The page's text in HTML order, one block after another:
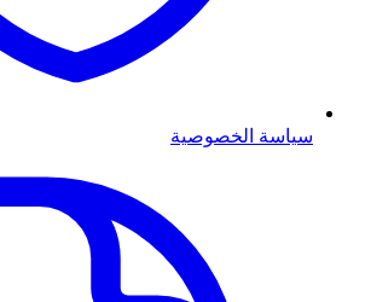
سياسة الخصوصية